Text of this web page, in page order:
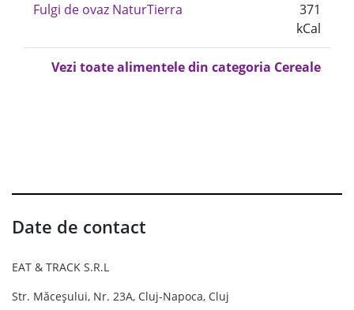
Fulgi de ovaz NaturTierra
371
kCal
Vezi toate alimentele din categoria Cereale
Date de contact
EAT & TRACK S.R.L
Str. Măceșului, Nr. 23A, Cluj-Napoca, Cluj